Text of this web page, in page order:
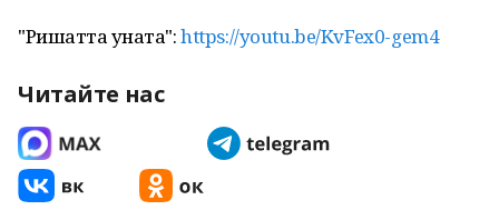
"Ришатта ҡунаҡта":https://youtu.be/KvFex0-gem4
Читайте нас